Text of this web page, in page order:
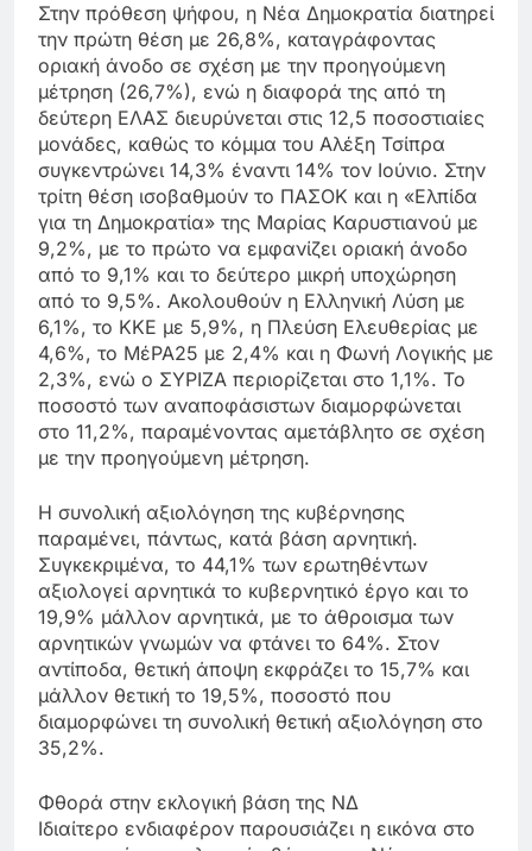
Στην πρόθεση ψήφου, η Νέα Δημοκρατία διατηρεί
την πρώτη θέση με 26,8%, καταγράφοντας
οριακή άνοδο σε σχέση με την προηγούμενη
μέτρηση (26,7%), ενώ η διαφορά της από τη
δεύτερη ΕΛΑΣ διευρύνεται στις 12,5 ποσοστιαίες
μονάδες, καθώς το κόμμα του Αλέξη Τσίπρα
συγκεντρώνει 14,3% έναντι 14% τον Ιούνιο. Στην
τρίτη θέση ισοβαθμούν το ΠΑΣΟΚ και η «Ελπίδα
για τη Δημοκρατία» της Μαρίας Καρυστιανού με
9,2%, με το πρώτο να εμφανίζει οριακή άνοδο
από το 9,1% και το δεύτερο μικρή υποχώρηση
από το 9,5%. Ακολουθούν η Ελληνική Λύση με
6,1%, το ΚΚΕ με 5,9%, η Πλεύση Ελευθερίας με
4,6%, το ΜέΡΑ25 με 2,4% και η Φωνή Λογικής με
2,3%, ενώ ο ΣΥΡΙΖΑ περιορίζεται στο 1,1%. Το
ποσοστό των αναποφάσιστων διαμορφώνεται
στο 11,2%, παραμένοντας αμετάβλητο σε σχέση
με την προηγούμενη μέτρηση.
Η συνολική αξιολόγηση της κυβέρνησης
παραμένει, πάντως, κατά βάση αρνητική.
Συγκεκριμένα, το 44,1% των ερωτηθέντων
αξιολογεί αρνητικά το κυβερνητικό έργο και το
19,9% μάλλον αρνητικά, με το άθροισμα των
αρνητικών γνωμών να φτάνει το 64%. Στον
αντίποδα, θετική άποψη εκφράζει το 15,7% και
μάλλον θετική το 19,5%, ποσοστό που
διαμορφώνει τη συνολική θετική αξιολόγηση στο
35,2%.
Φθορά στην εκλογική βάση της ΝΔ
Ιδιαίτερο ενδιαφέρον παρουσιάζει η εικόνα στο